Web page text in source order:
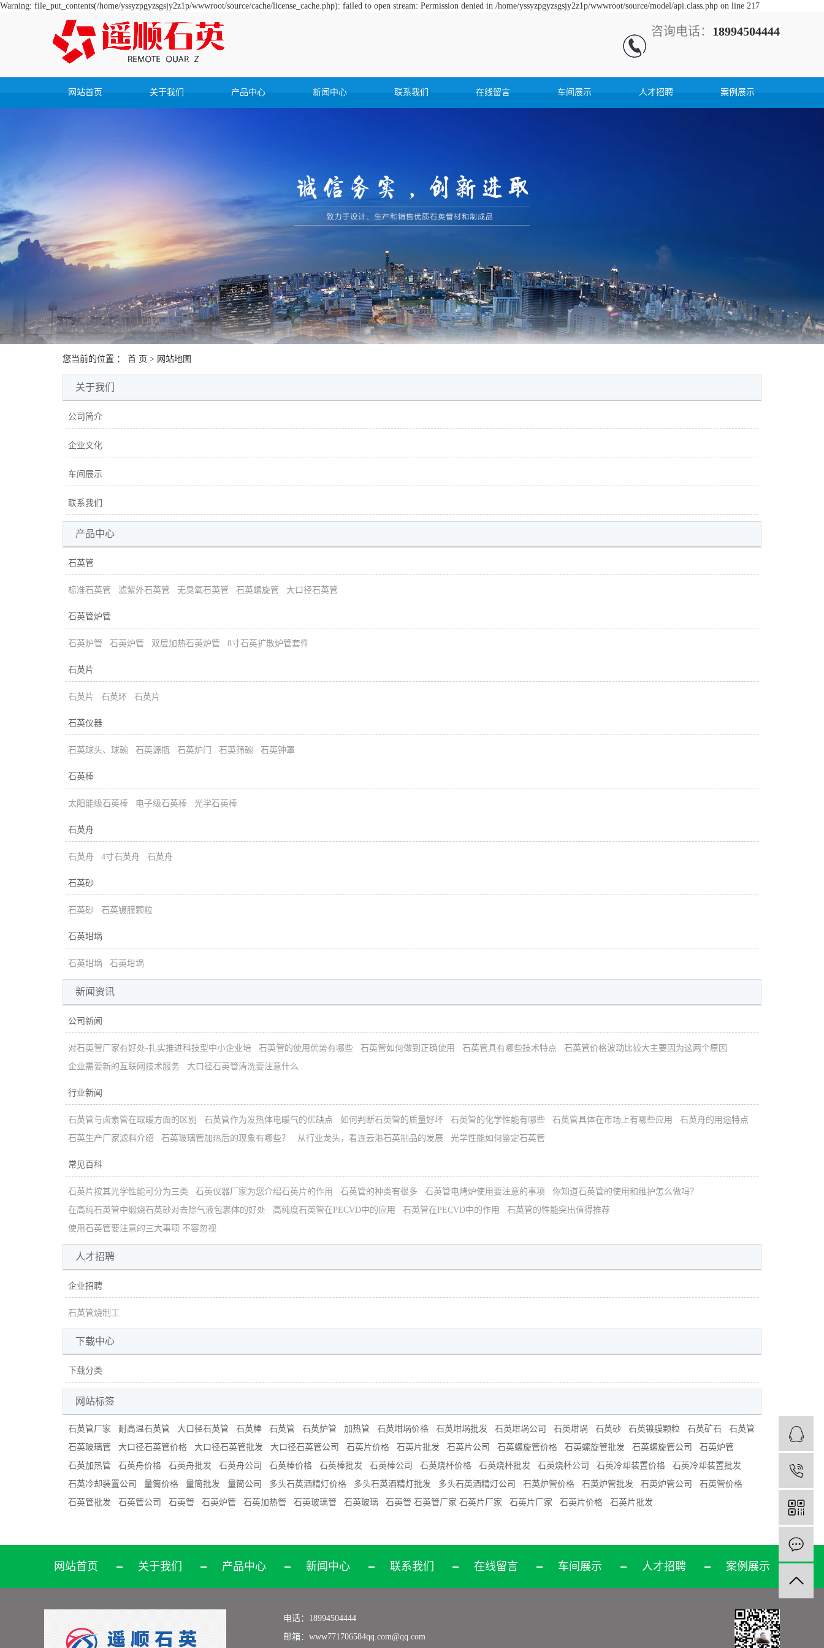
Warning: file_put_contents(/home/yssyzpgyzsgsjy2z1p/wwwroot/source/cache/license_cache.php): failed to open stream: Permission denied in /home/yssyzpgyzsgsjy2z1p/wwwroot/source/model/api.class.php on line 217
咨询电话： 18994504444
网站首页 关于我们 产品中心 新闻中心 联系我们 在线留言 车间展示 人才招聘 案例展示
您当前的位置 ： 首 页 > 网站地图
关于我们
公司简介
企业文化
车间展示
联系我们
产品中心
石英管
标准石英管 滤紫外石英管 无臭氧石英管 石英螺旋管 大口径石英管
石英管炉管
石英炉管 石英炉管 双层加热石英炉管 8寸石英扩散炉管套件
石英片
石英片 石英环 石英片
石英仪器
石英球头、球碗 石英源瓶 石英炉门 石英筛碗 石英钟罩
石英棒
太阳能级石英棒 电子级石英棒 光学石英棒
石英舟
石英舟 4寸石英舟 石英舟
石英砂
石英砂 石英镀膜颗粒
石英坩埚
石英坩埚 石英坩埚
新闻资讯
公司新闻
对石英管厂家有好处-扎实推进科技型中小企业培 石英管的使用优势有哪些 石英管如何做到正确使用 石英管具有哪些技术特点
石英管价格波动比较大主要因为这两个原因
企业需要新的互联网技术服务
大口径石英管清洗要注意什么
行业新闻
石英管与卤素管在取暖方面的区别 石英管作为发热体电暖气的优缺点 如何判断石英管的质量好坏 石英管的化学性能有哪些 石英管具体在市场上有哪些应用
石英舟的用途特点
石英生产厂家滤料介绍
石英玻璃管加热后的现象有哪些？ 从行业龙头，看连云港石英制品的发展 光学性能如何鉴定石英管
常见百科
石英片按其光学性能可分为三类 石英仪器厂家为您介绍石英片的作用 石英管的种类有很多 石英管电烤炉使用要注意的事项
你知道石英管的使用和维护怎么做吗？
在高纯石英管中煅烧石英砂对去除气液包裹体的好处
高纯度石英管在PECVD中的应用 石英管在PECVD中的作用
石英管的性能突出值得推荐
使用石英管要注意的三大事项 不容忽视
人才招聘
企业招聘
石英管烧制工
下载中心
下载分类
网站标签
石英管厂家 耐高温石英管 大口径石英管 石英棒 石英管 石英炉管 加热管 石英坩埚价格 石英坩埚批发 石英坩埚公司 石英坩埚 石英砂 石英镀膜颗粒 石英矿石
石英管
石英玻璃管
大口径石英管价格 大口径石英管批发 大口径石英管公司 石英片价格 石英片批发 石英片公司 石英螺旋管价格 石英螺旋管批发 石英螺旋管公司
石英炉管
石英加热管
石英舟价格 石英舟批发 石英舟公司 石英棒价格 石英棒批发 石英棒公司 石英烧杯价格 石英烧杯批发 石英烧杯公司 石英冷却装置价格
石英冷却装置批发
石英冷却装置公司
量筒价格 量筒批发 量筒公司 多头石英酒精灯价格 多头石英酒精灯批发 多头石英酒精灯公司 石英炉管价格 石英炉管批发 石英炉管公司
石英管价格
石英管批发
石英管公司 石英管 石英炉管 石英加热管 石英玻璃管 石英玻璃 石英管 石英管厂家 石英片厂家 石英片厂家 石英片价格 石英片批发
网站首页 关于我们 产品中心 新闻中心 联系我们 在线留言 车间展示 人才招聘 案例展示
电话：18994504444
邮箱：www771706584qq.com@qq.com